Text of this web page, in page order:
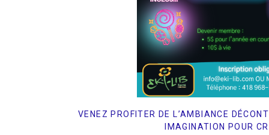
VENEZ PROFITER DE L’AMBIANCE
IMAGINATION POUR